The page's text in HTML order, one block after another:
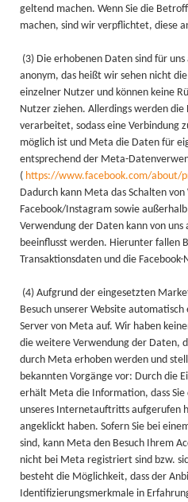
geltend machen. Wenn Sie die
machen, sind wir verpflichtet, diese
(3) Die erhobenen Daten sind für
anonym, das heißt wir sehen nicht
einzelner Nutzer und können keine
Nutzer ziehen. Allerdings werden
verarbeitet, sodass eine Verbindung
möglich ist und Meta die Daten für
entsprechend der Meta-
( https://www.facebook.com/about/
Dadurch kann Meta das Schalten
Facebook/Instagram sowie
Verwendung der Daten kann von
beeinflusst werden. Hierunter fallen
Transaktionsdaten und die Facebook-
(4) Aufgrund der eingesetzten
Besuch unserer Website
Server von Meta auf. Wir haben
die weitere Verwendung der Daten,
durch Meta erhoben werden und
bekannten Vorgänge vor: Durch die
erhält Meta die Information, dass
unseres Internetauftritts aufgerufen
angeklickt haben. Sofern Sie bei
sind, kann Meta den Besuch Ihrem
nicht bei Meta registriert sind bzw.
besteht die Möglichkeit, dass der
Identifizierungsmerkmale in